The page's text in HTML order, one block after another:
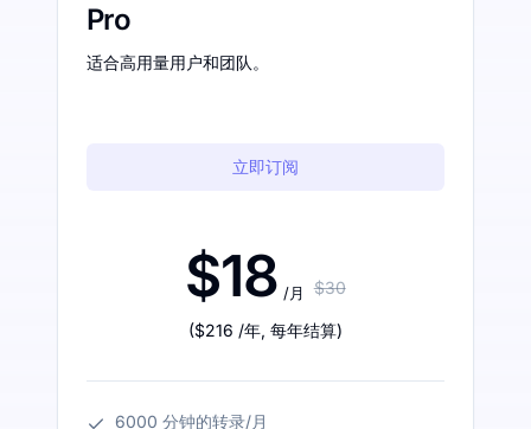
Pro
适合高用量用户和团队。
立即订阅
$18 /月 $30
($216 /年, 每年结算)
6000 分钟的转录/月